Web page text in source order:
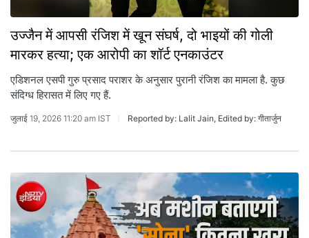
उज्जैन में आपसी रंजिश में खून संघर्ष, दो भाइयों की गोली
मारकर हत्या; एक आरोपी का शॉर्ट एनकाउंटर
एडिशनल एसपी गुरु प्रसाद पराशर के अनुसार पुरानी रंजिश का मामला है. कुछ
संदिग्ध हिरासत में लिए गए हैं.
जुलाई 19, 2026 11:20 am IST Reported by: Lalit Jain, Edited by: गीतार्जुन